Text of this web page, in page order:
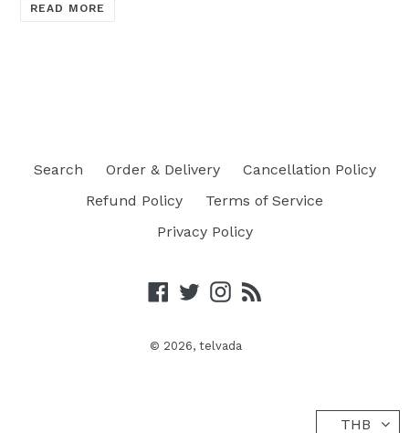
READ MORE
Search Order & Delivery
Cancellation Policy
Refund Policy
Terms of Service
Privacy Policy
Facebook
TwitterInstagram
© 2026, telvada
THB